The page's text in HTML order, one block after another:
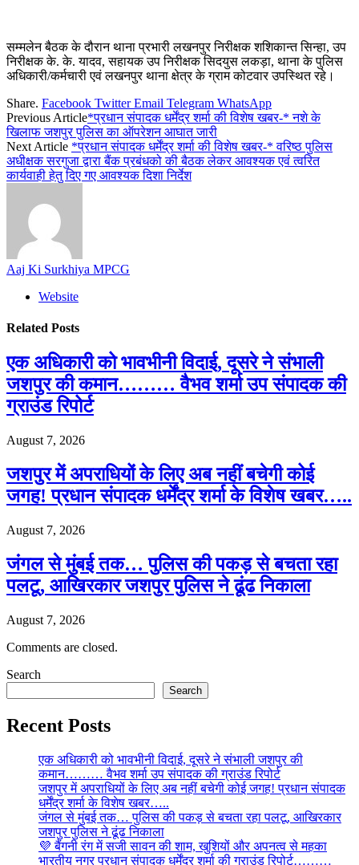
सम्मलेन बैठक के दौरान थाना प्रभारी लखनपुर निरीक्षक शशिकान्त सिन्हा, उप
निरीक्षक के. के. यादव, सहायक उप निरीक्षक सिदयुस लकड़ा, थाना के पुलिस
अधिकारी/कर्मचारी एवं लखनपुर थाना क्षेत्र के ग्राम कोटवार उपस्थित रहे।
Share. Facebook Twitter Email Telegram WhatsApp
Previous Article*प्रधान संपादक धर्मेंद्र शर्मा की विशेष खबर-* नशे के
खिलाफ जशपुर पुलिस का ऑपरेशन आघात जारी
Next Article *प्रधान संपादक धर्मेंद्र शर्मा की विशेष खबर-* वरिष्ठ पुलिस
अधीक्षक सरगुजा द्वारा बैंक प्रबंधको की बैठक लेकर आवश्यक एवं त्वरित
कार्यवाही हेतु दिए गए आवश्यक दिशा निर्देश
Aaj Ki Surkhiya MPCG
Website
Related Posts
एक अधिकारी को भावभीनी विदाई, दूसरे ने संभाली
जशपुर की कमान……… वैभव शर्मा उप संपादक की
ग्राउंड रिपोर्ट
August 7, 2026
जशपुर में अपराधियों के लिए अब नहीं बचेगी कोई
जगह! प्रधान संपादक धर्मेंद्र शर्मा के विशेष खबर…..
August 7, 2026
जंगल से मुंबई तक… पुलिस की पकड़ से बचता रहा
पलटू, आखिरकार जशपुर पुलिस ने ढूंढ निकाला
August 7, 2026
Comments are closed.
Search
Search
Recent Posts
एक अधिकारी को भावभीनी विदाई, दूसरे ने संभाली जशपुर की
कमान……… वैभव शर्मा उप संपादक की ग्राउंड रिपोर्ट
जशपुर में अपराधियों के लिए अब नहीं बचेगी कोई जगह! प्रधान संपादक
धर्मेंद्र शर्मा के विशेष खबर…..
जंगल से मुंबई तक… पुलिस की पकड़ से बचता रहा पलटू, आखिरकार
जशपुर पुलिस ने ढूंढ निकाला
💜 बैंगनी रंग में सजी सावन की शाम, खुशियों और अपनत्व से महका
भारतीय नगर प्रधान संपादक धर्मेंद्र शर्मा की ग्राउंड रिपोर्ट………